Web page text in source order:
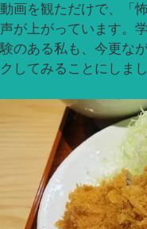
動画を観ただけで、「
声が上がっています。
験のある私も、今更な
クしてみることにしま